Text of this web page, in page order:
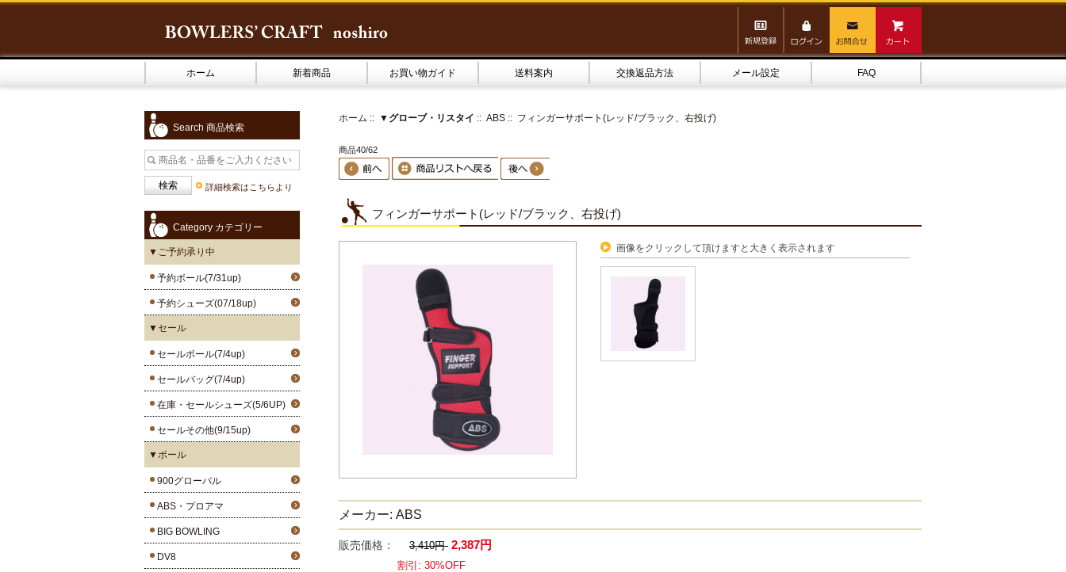
ホーム 新着商品 お買い物ガイド 送料案内 交換返品方法 メール設定 FAQ
Search 商品検索
詳細検索はこちらより
Category カテゴリー
▼ご予約承り中
予約ボール(7/31up)
予約シューズ(07/18up)
▼セール
セールボール(7/4up)
セールバッグ(7/4up)
在庫・セールシューズ(5/6UP)
セールその他(9/15up)
▼ボール
900グローバル
ABS・プロアマ
BIG BOWLING
DV8
ホーム :: ▼グローブ・リスタイ :: ABS :: フィンガーサポート(レッド/ブラック、右投げ)
商品40/62
フィンガーサポート(レッド/ブラック、右投げ)
画像をクリックして頂けますと大きく表示されます
メーカー: ABS
販売価格： 3,410円 2,387円
割引: 30%OFF